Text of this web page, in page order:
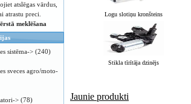
Logu slotiņu kronšteins
Stikla tīrītāja dzinējs
Jaunie produkti
atslēgas vārdus,
atrastu preci.
meklēšana
sistēma-> (240)
sveces agro/moto-
> (78)